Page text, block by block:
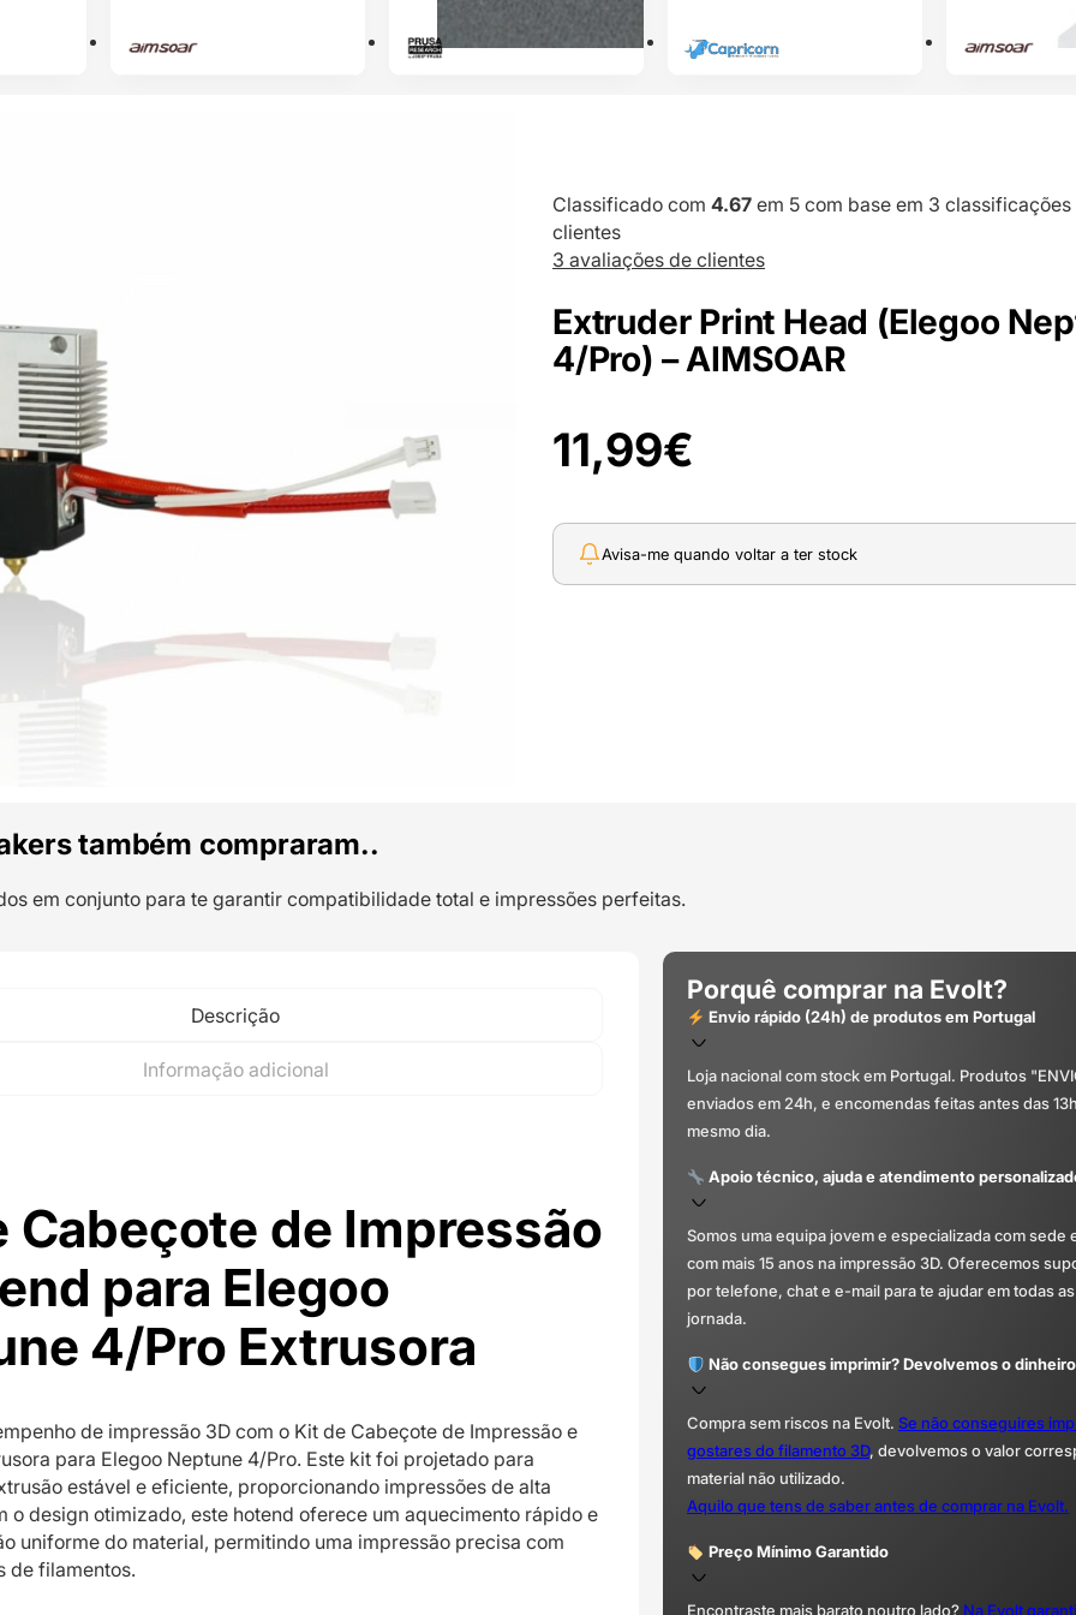
Classificado com 4.67 em 5 com base em 3 classificações
clientes
3 avaliações de clientes
Extruder Print Head (Elegoo
4/Pro) – AIMSOAR
11,99€
Avisa-me quando voltar a ter stock
também compraram..
em conjunto para te garantir compatibilidade total e impressões perfeitas.
Descrição
Informação adicional
Cabeçote de Impressão
para Elegoo
4/Pro Extrusora
de impressão 3D com o Kit de Cabeçote de Impressão e
para Elegoo Neptune 4/Pro. Este kit foi projetado para
estável e eficiente, proporcionando impressões de alta
o design otimizado, este hotend oferece um aquecimento rápido e
uniforme do material, permitindo uma impressão precisa com
de filamentos.
Porquê comprar na Evolt?
Envio rápido (24h) de produtos em Portugal
Loja nacional com stock em Portugal. Produtos
enviados em 24h, e encomendas feitas antes das
mesmo dia.
Apoio técnico, ajuda e atendimento
Somos uma equipa jovem e especializada com sede
com mais 15 anos na impressão 3D. Oferecemos
por telefone, chat e e-mail para te ajudar em todas
jornada.
Não consegues imprimir? Devolvemos o
Compra sem riscos na Evolt. Se não conseguires
gostares do filamento 3D, devolvemos o valor
material não utilizado.
Aquilo que tens de saber antes de comprar na Evolt.
Preço Mínimo Garantido
Encontraste mais barato noutro lado? Na Evolt